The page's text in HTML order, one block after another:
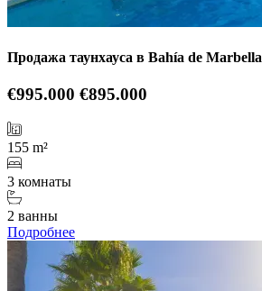
Продажа таунхауса в Bahía de Marbella
€995.000 €895.000
155 m²
3 комнаты
2 ванны
Подробнее